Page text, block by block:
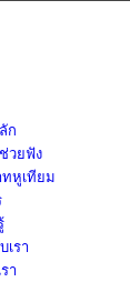
ก
วยฟัง
ทหูเทียม
เรา
า